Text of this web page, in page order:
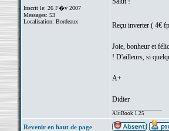
Inscrit le: 26 F�v 2007
Messages: 53
Localisation: Bordeaux
Reçu inverter ( 4€
Joie, bonheur et
! D'ailleurs, si
A+
Didier
AluBook 1.25
Revenir en haut de page